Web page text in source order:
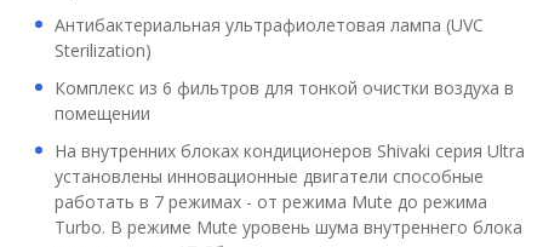
Антибактериальная ультрафиолетовая лампа (UVC
Sterilization)
Комплекс из 6 фильтров для тонкой очистки воздуха в
помещении
На внутренних блоках кондиционеров Shivaki серия Ultra
установлены инновационные двигатели способные
работать в 7 режимах - от режима Mute до режима
Turbo. В режиме Mute уровень шума внутреннего блока